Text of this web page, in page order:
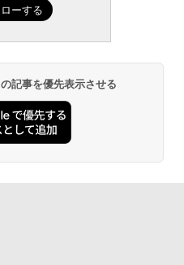
記事を優先表示させる